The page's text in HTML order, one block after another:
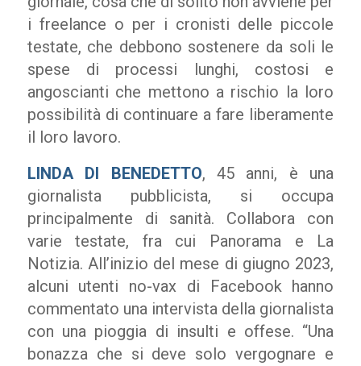
i freelance o per i cronisti delle piccole
testate, che debbono sostenere da soli le
spese di processi lunghi, costosi e
angoscianti che mettono a rischio la loro
possibilità di continuare a fare liberamente
il loro lavoro.
LINDA DI BENEDETTO, 45 anni, è una
giornalista pubblicista, si occupa
principalmente di sanità. Collabora con
varie testate, fra cui Panorama e La
Notizia. All’inizio del mese di giugno 2023,
alcuni utenti no-vax di Facebook hanno
commentato una intervista della giornalista
con una pioggia di insulti e offese. “Una
bonazza che si deve solo vergognare e